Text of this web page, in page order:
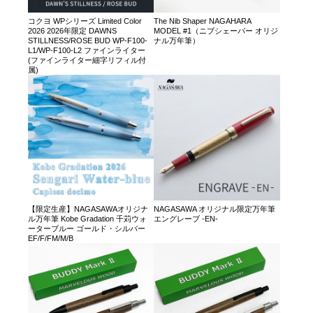
コクヨ WPシリーズ Limited Color
2026 2026年限定 DAWNS
STILLNESS/ROSE BUD WP-F100-
L1/WP-F100-L2 ファインライター
(ファインライター細字リフィル付
属)
The Nib Shaper NAGAHARA
MODEL #1（ニブシェーパー オリジ
ナル万年筆）
【限定生産】NAGASAWAオリジナ
ル万年筆 Kobe Gradation 千苅ウォ
ーターブルー ゴールド・シルバー
EF/F/FM/M/B
NAGASAWA オリジナル限定万年筆
エングレーブ -EN-